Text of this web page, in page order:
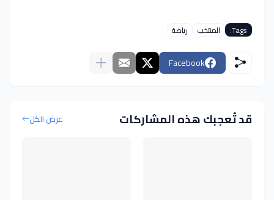
Tags: المنتخب رياضة
Facebook
قد تُعجبك هذه المشاركات عرض الكل